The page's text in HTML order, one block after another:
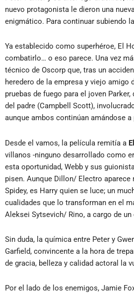
nuevo protagonista le dieron una
enigmático. Para continuar subiendo
Ya establecido como superhéroe, El
combatirlo… o eso parece. Una vez
técnico de Oscorp que, tras un
heredero de la empresa y viejo amigo
pruebas de fuego para el joven
del padre (Campbell Scott),
aunque ambos continúan amándose
Desde el vamos, la película remitía a
villanos -ninguno desarrollado como
esta oportunidad, Webb y sus
pisen. Aunque Dillon/ Electro
Spidey, es Harry quien se luce; un
cualidades que lo transforman en el
Aleksei Sytsevich/ Rino, a cargo de
Sin duda, la química entre Peter y
Garfield, convincente a la hora de
de gracia, belleza y calidad actoral la
Por el lado de los enemigos, Jamie